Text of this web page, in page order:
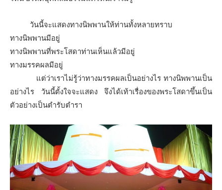
วันนี้จะแสดงทางนิพพานให้ท่านทั้งหลายทราบ
ทางนิพพานมีอยู่
ทางนิพพานที่พระโสดาท่านเห็นแล้วมีอยู่
ทางมรรคผลมีอยู่
แต่ว่าเราไม่รู้ว่าทางมรรคผลเป็นอย่างไร ทางนิพพานเป็น
อย่างไร วันนี้ตั้งใจจะแสดง จึงได้เท้าเรื่องของพระโสดาขึ้นเป็น
ตัวอย่างเป็นตำรับตำรา